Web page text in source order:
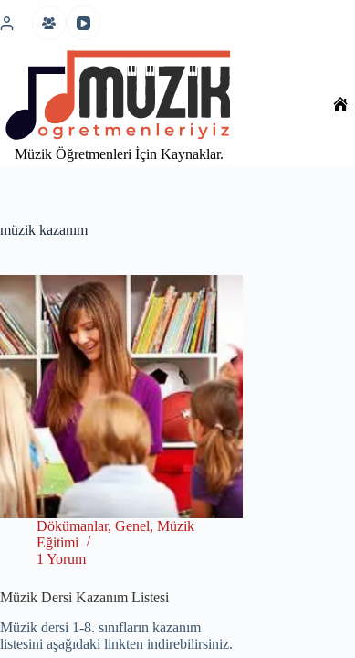
atla
Müzik Öğretmenleri İçin Kaynaklar.
müzik kazanım
Dökümanlar, Genel, Müzik
Eğitimi
1 Yorum
Müzik Dersi Kazanım Listesi
Müzik dersi 1-8. sınıfların kazanım
listesini aşağıdaki linkten indirebilirsiniz.